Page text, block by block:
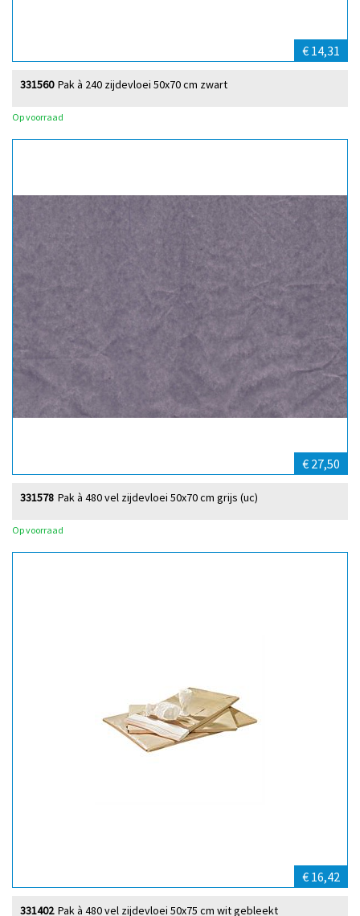
€ 14,31
Pak à 240 zijdevloei 50x70 cm zwart
331560
Op voorraad
€ 27,50
Pak à 480 vel zijdevloei 50x70 cm grijs (uc)
331578
Op voorraad
€ 16,42
Pak à 480 vel zijdevloei 50x75 cm wit gebleekt
331402